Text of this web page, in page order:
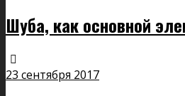
Шуба, как основной
23 сентября 2017